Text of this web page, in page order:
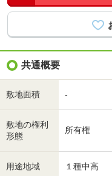
共通概要
敷地面積 -
敷地の権利
形態
所有権
用途地域 １種中高